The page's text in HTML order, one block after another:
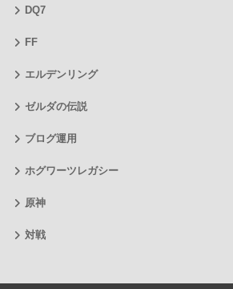
DQ7
FF
エルデンリング
ゼルダの伝説
ブログ運用
ホグワーツレガシー
原神
対戦